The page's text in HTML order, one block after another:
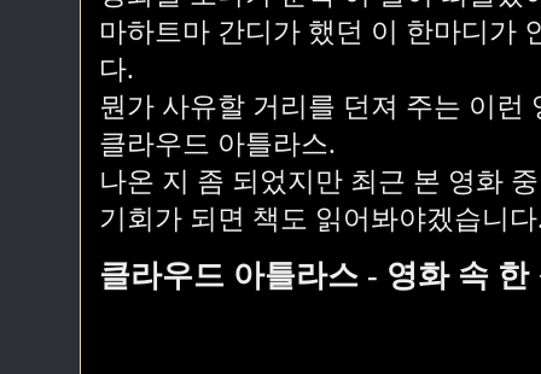
마하트마 간디가 했던 이 한마디가
다.
뭔가 사유할 거리를 던져 주는 이런
클라우드 아틀라스.
나온 지 좀 되었지만 최근 본 영화
기회가 되면 책도 읽어봐야겠습니
클라우드 아틀라스 - 영화 속 한